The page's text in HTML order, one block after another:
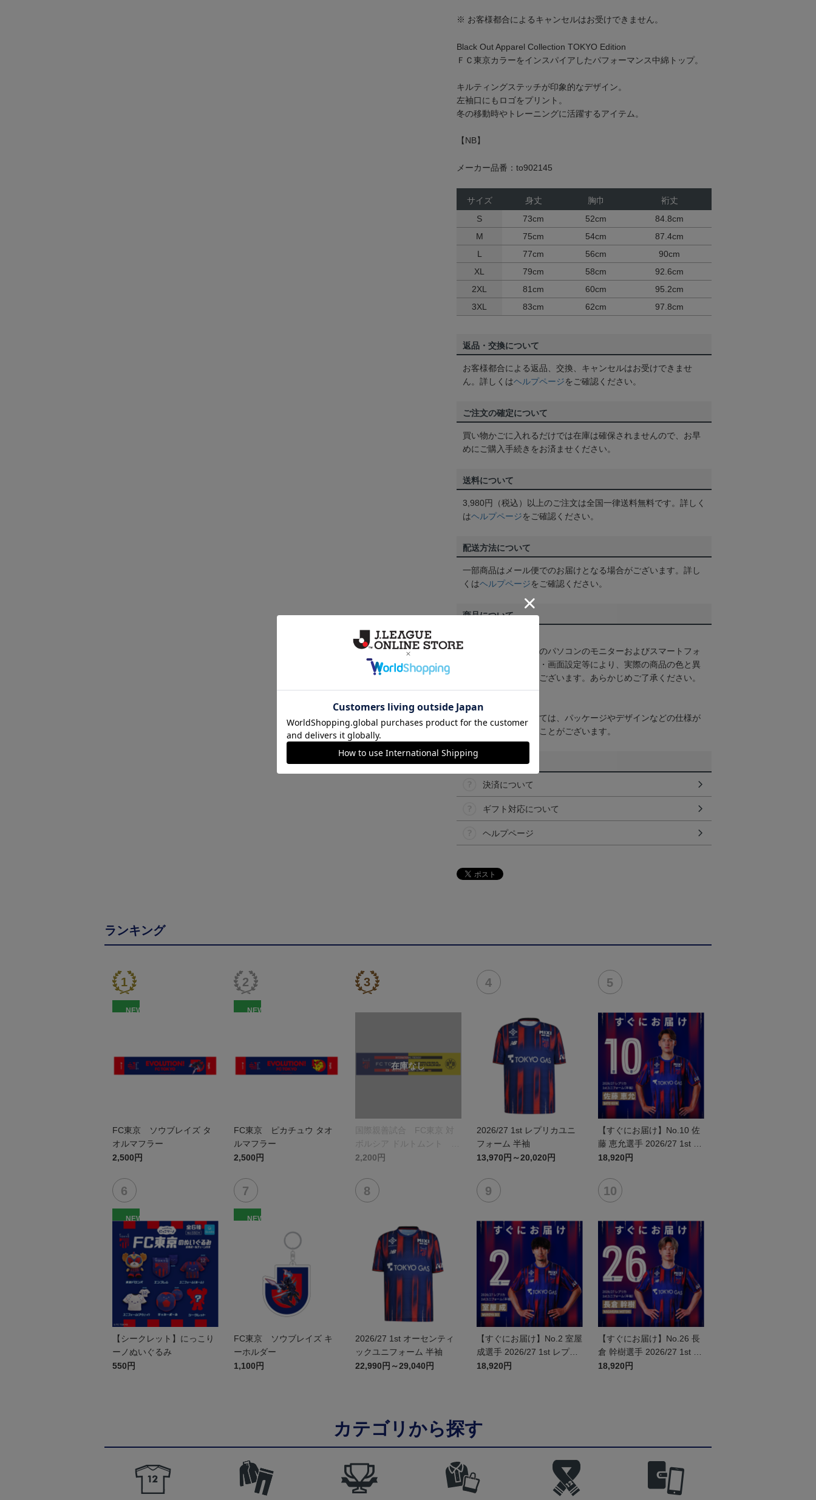
※ お客様都合によるキャンセルはお受けできません。
Black Out Apparel Collection TOKYO Edition
ＦＣ東京カラーをインスパイアしたパフォーマンス中綿トップ。
キルティングステッチが印象的なデザイン。
左袖口にもロゴをプリント。
冬の移動時やトレーニングに活躍するアイテム。
【NB】
メーカー品番：to902145
サイズ 身丈 胸巾
裄丈
S
73cm 52cm
84.8cm
M
75cm 54cm
87.4cm
L
77cm 56cm
90cm
XL
79cm 58cm
92.6cm
2XL
81cm 60cm
95.2cm
3XL
83cm 62cm 97.8cm
返品・交換について
お客様都合による返品、交換、キャンセルはお受けできませ
ん。詳しくはヘルプページをご確認ください。
ご注文の確定について
買い物かごに入れるだけでは在庫は確保されませんので、お早
めにご購入手続きをお済ませください。
送料について
3,980円（税込）以上のご注文は全国一律送料無料です。詳しく
はヘルプページをご確認ください。
配送方法について
一部商品はメール便でのお届けとなる場合がございます。詳し
くはヘルプページをご確認ください。
商品について
商品画像は、お使いのパソコンのモニターおよびスマートフォ
ンのメーカー・機種・画面設定等により、実際の商品の色と異
なって見える場合がございます。あらかじめご了承ください。
【仕様について】
取り扱い商品によっては、パッケージやデザインなどの仕様が
予告なく変更になることがございます。
その他
決済について
ギフト対応について
ヘルプページ
ランキング
NEW
FC東京 ソウブレイズ タ
オルマフラー
2,500円
NEW
FC東京 ピカチュウ タオ
ルマフラー
2,500円
国際親善試合 FC東京 対
ボルシア ドルトムント プ
リントタオルマフラー
2,200円
2026/27 1st レプリカユニ
フォーム 半袖
13,970円～20,020円
【すぐにお届け】No.10 佐
藤 恵允選手 2026/27 1st レ
プリカユニフォーム 半袖
18,920円
NEW
【シークレット】にっこり
ーノぬいぐるみ
550円
NEW
FC東京 ソウブレイズ キ
ーホルダー
1,100円
2026/27 1st オーセンティ
ックユニフォーム 半袖
22,990円～29,040円
【すぐにお届け】No.2 室屋
成選手 2026/27 1st レプリ
カユニフォーム 半袖
18,920円
【すぐにお届け】No.26 長
倉 幹樹選手 2026/27 1st レ
プリカユニフォーム 半袖
18,920円
カテゴリから探す